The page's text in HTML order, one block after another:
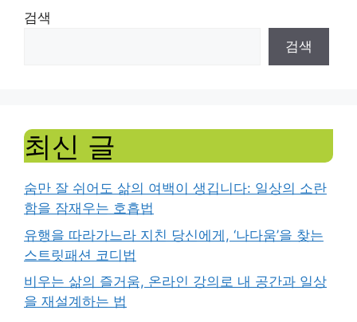
검색
검색
최신 글
숨만 잘 쉬어도 삶의 여백이 생깁니다: 일상의 소란
함을 잠재우는 호흡법
유행을 따라가느라 지친 당신에게, ‘나다움’을 찾는
스트릿패션 코디법
비우는 삶의 즐거움, 온라인 강의로 내 공간과 일상
을 재설계하는 법